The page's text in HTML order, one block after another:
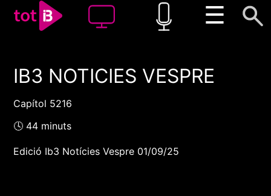
☰
00:00 00:00
IB3 NOTICIES VESPRE
Capítol 5216
🕓 44 minuts
Edició Ib3 Notícies Vespre 01/09/25